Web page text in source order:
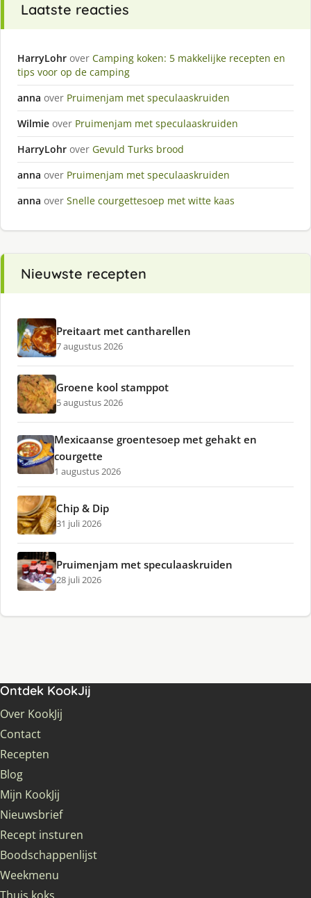
Laatste reacties
HarryLohr over Camping koken: 5 makkelijke recepten en
tips voor op de camping
anna over Pruimenjam met speculaaskruiden
Wilmie over Pruimenjam met speculaaskruiden
HarryLohr over Gevuld Turks brood
anna over Pruimenjam met speculaaskruiden
anna over Snelle courgettesoep met witte kaas
Nieuwste recepten
Preitaart met cantharellen
7 augustus 2026
Groene kool stamppot
5 augustus 2026
Mexicaanse groentesoep met gehakt en
courgette
1 augustus 2026
Chip & Dip
31 juli 2026
Pruimenjam met speculaaskruiden
28 juli 2026
Ontdek KookJij
Over KookJij
Contact
Recepten
Blog
Mijn KookJij
Nieuwsbrief
Recept insturen
Boodschappenlijst
Weekmenu